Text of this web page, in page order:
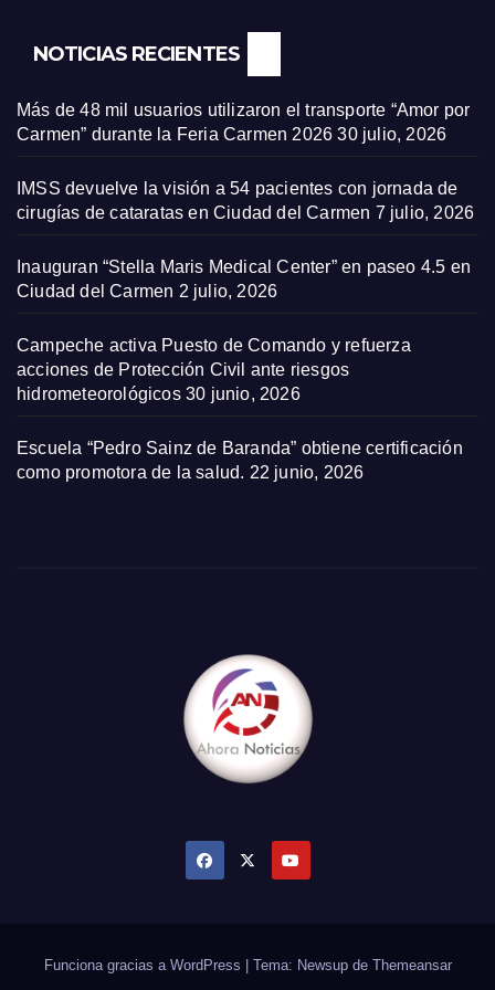
NOTICIAS RECIENTES
Más de 48 mil usuarios utilizaron el transporte “Amor por
Carmen” durante la Feria Carmen 2026 30 julio, 2026
IMSS devuelve la visión a 54 pacientes con jornada de
cirugías de cataratas en Ciudad del Carmen 7 julio, 2026
Inauguran “Stella Maris Medical Center” en paseo 4.5 en
Ciudad del Carmen 2 julio, 2026
Campeche activa Puesto de Comando y refuerza
acciones de Protección Civil ante riesgos
hidrometeorológicos 30 junio, 2026
Escuela “Pedro Sainz de Baranda” obtiene certificación
como promotora de la salud. 22 junio, 2026
Funciona gracias a WordPress Tema: Newsup de Themeansar